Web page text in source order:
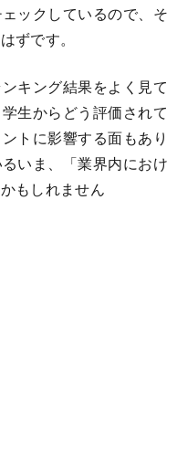
ックしているので、そ
ずです。
キング結果をよく見て
生からどう評価されて
トに影響する面もあり
いま、「業界内におけ
もしれません